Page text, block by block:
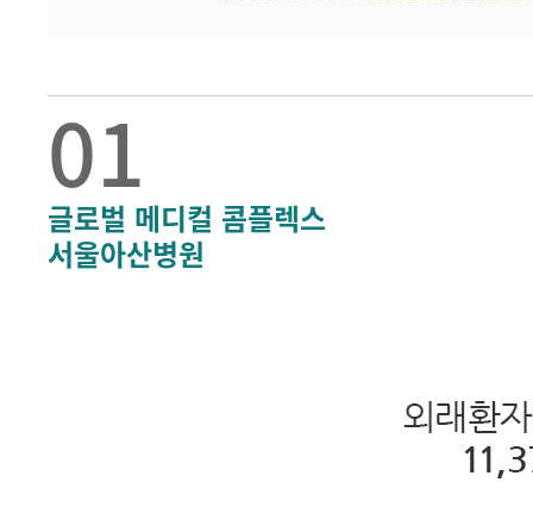
01
글로벌 메디컬 콤플렉스
서울아산병원